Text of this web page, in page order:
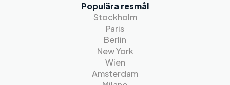
Populära resmål
Stockholm
Paris
Berlin
New York
Wien
Amsterdam